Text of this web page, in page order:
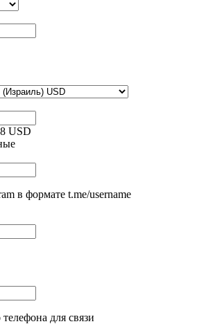
USD
в формате t.me/username
для связи